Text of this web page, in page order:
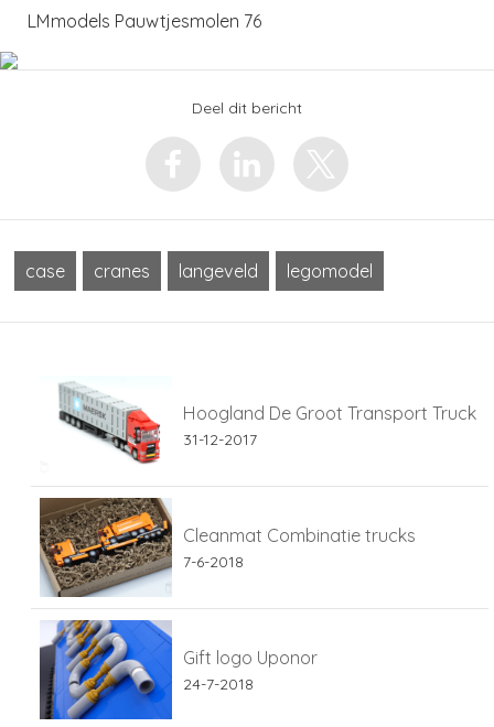
LMmodels Pauwtjesmolen 76
Deel dit bericht
case cranes langeveld legomodel
Hoogland De Groot Transport Truck
31-12-2017
Cleanmat Combinatie trucks
7-6-2018
Gift logo Uponor
24-7-2018